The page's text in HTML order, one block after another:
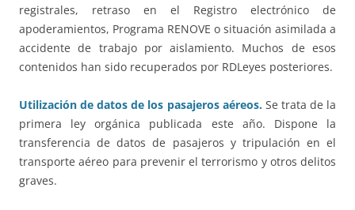
registrales, retraso en el Registro electrónico de
apoderamientos, Programa RENOVE o situación asimilada a
accidente de trabajo por aislamiento. Muchos de esos
contenidos han sido recuperados por RDLeyes posteriores.
Utilización de datos de los pasajeros aéreos.Se trata de la
primera ley orgánica publicada este año. Dispone la
transferencia de datos de pasajeros y tripulación en el
transporte aéreo para prevenir el terrorismo y otros delitos
graves.